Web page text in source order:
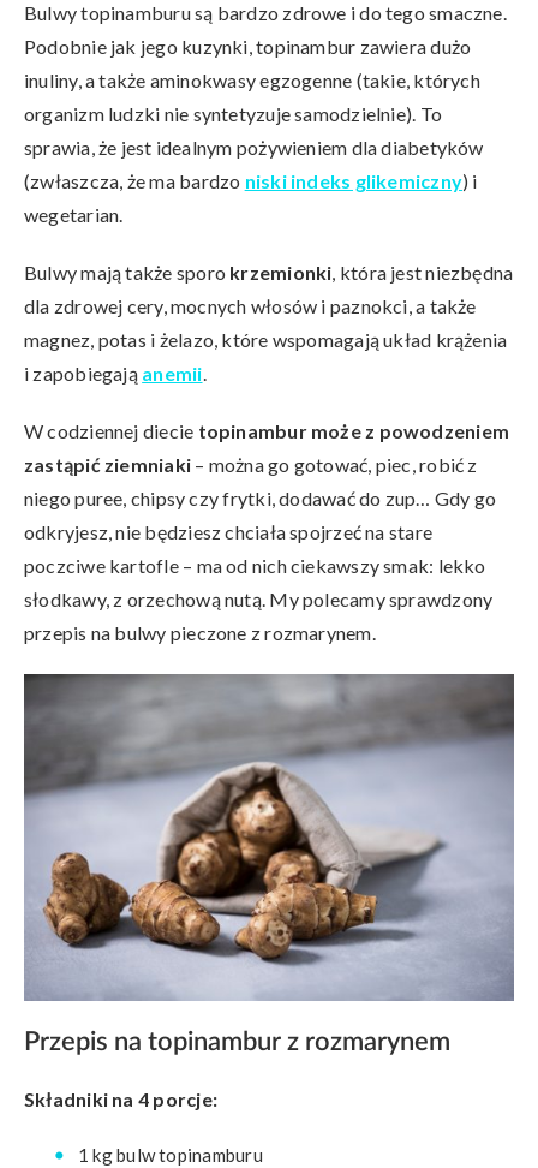
Bulwy topinamburu są bardzo zdrowe i do tego smaczne.
Podobnie jak jego kuzynki, topinambur zawiera dużo
inuliny, a także aminokwasy egzogenne (takie, których
organizm ludzki nie syntetyzuje samodzielnie). To
sprawia, że jest idealnym pożywieniem dla diabetyków
(zwłaszcza, że ma bardzo niski indeks glikemiczny) i
wegetarian.
Bulwy mają także sporo krzemionki, która jest niezbędna
dla zdrowej cery, mocnych włosów i paznokci, a także
magnez, potas i żelazo, które wspomagają układ krążenia
i zapobiegają anemii.
W codziennej diecie topinambur może z powodzeniem
zastąpić ziemniaki – można go gotować, piec, robić z
niego puree, chipsy czy frytki, dodawać do zup… Gdy go
odkryjesz, nie będziesz chciała spojrzeć na stare
poczciwe kartofle – ma od nich ciekawszy smak: lekko
słodkawy, z orzechową nutą. My polecamy sprawdzony
przepis na bulwy pieczone z rozmarynem.
Przepis na topinambur z rozmarynem
Składniki na 4 porcje:
1 kg bulw topinamburu